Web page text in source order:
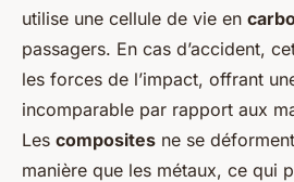
utilise une cellule de vie en
passagers. En cas d’accident,
les forces de l’impact, offrant
incomparable par rapport aux
Les composites ne se
manière que les métaux, ce qui